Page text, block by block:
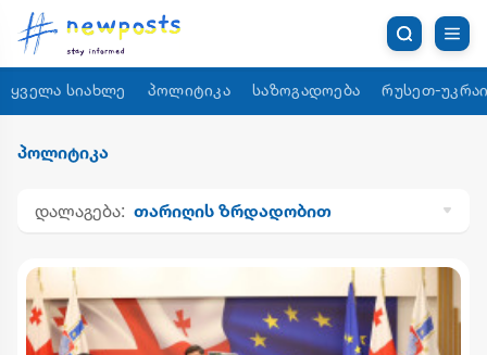
ყველა სიახლე პოლიტიკა საზოგადოება რუსეთ-
პოლიტიკა
დალაგება: თარიღის ზრდადობით